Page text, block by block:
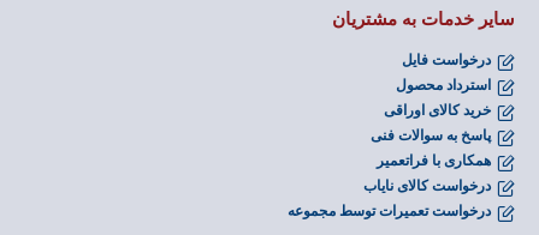
سایر خدمات به مشتریان
درخواست فایل
استرداد محصول
خرید کالای اوراقی
پاسخ به سوالات فنی
همکاری با فراتعمیر
درخواست کالای نایاب
درخواست تعمیرات توسط مجموعه